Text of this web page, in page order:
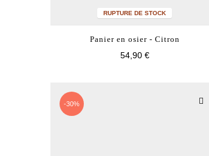
RUPTURE DE STOCK
Panier en osier - Citron
54,90 €
-30%